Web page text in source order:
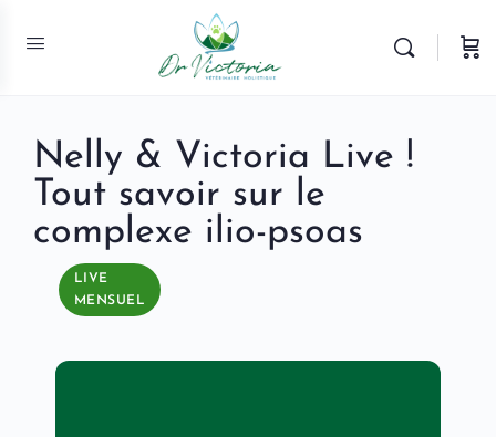
Nelly & Victoria Live !
Tout savoir sur le
complexe ilio-psoas
LIVE
MENSUEL